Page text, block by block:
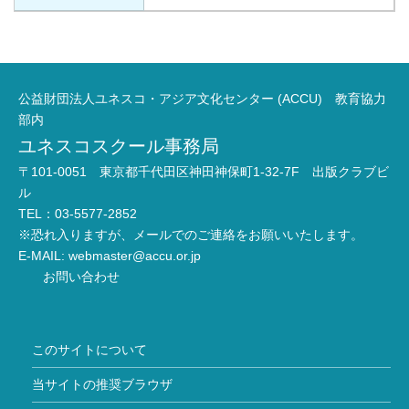
公益財団法人ユネスコ・アジア文化センター (ACCU) 教育協力
部内
ユネスコスクール事務局
〒101-0051 東京都千代田区神田神保町1-32-7F 出版クラブビ
ル
TEL：03-5577-2852
※恐れ入りますが、メールでのご連絡をお願いいたします。
E-MAIL: webmaster@accu.or.jp
お問い合わせ
このサイトについて
当サイトの推奨ブラウザ